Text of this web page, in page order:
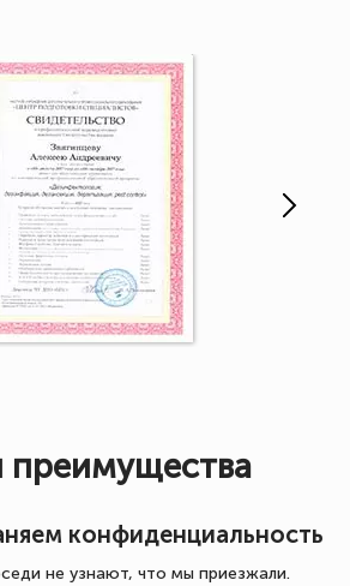
конфиденциальность
не узнают, что мы приезжали.